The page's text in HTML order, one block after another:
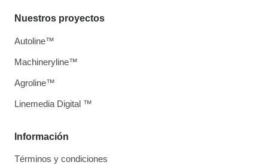
Información
Términos y condiciones
Nuestros proyectos
Autoline™
Machineryline™
Agroline™
Linemedia Digital ™